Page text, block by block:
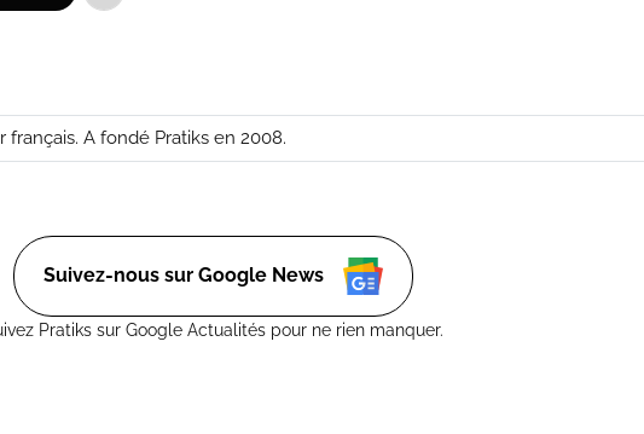
A fondé Pratiks en 2008.
Suivez-nous sur Google News
Pratiks sur Google Actualités pour ne rien manquer.